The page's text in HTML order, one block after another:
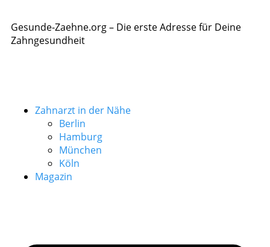
Gesunde-Zaehne.org – Die erste Adresse für Deine
Zahngesundheit
Zahnarzt in der Nähe
Berlin
Hamburg
München
Köln
Magazin